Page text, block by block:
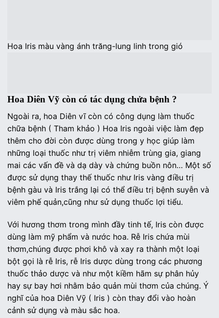
Hoa Iris màu vàng ánh trăng-lung linh trong gió
Hoa Diên Vỹ còn có tác dụng chửa bệnh ?
Ngoài ra, hoa Diên vĩ còn có công dụng làm thuốc
chữa bệnh ( Tham khảo ) Hoa Iris ngoài việc làm đẹp
thêm cho đời còn được dùng trong y học giúp làm
những loại thuốc như trị viêm nhiễm trùng gia, giang
mai các vấn đề và dạ dày và chứng buồn nôn… Một số
được sử dụng thay thế thuốc như Iris vàng điều trị
bệnh gàu và Iris trắng lại có thể điều trị bệnh suyễn và
viêm phế quản,cũng như sử dụng thuốc lợi tiểu.
Với hương thơm trong mình đầy tinh tế, Iris còn được
dùng làm mỹ phẩm và nước hoa. Rễ Iris chứa mùi
thơm,chúng được phơi khô và xay ra thành một loại
bột gọi là rễ Iris, rễ Iris dược dùng trong các phương
thuốc thảo dược và như một kiềm hãm sự phân hủy
hay sự bay hơi nhằm bảo quản mùi thơm của chúng. Ý
nghĩ của hoa Diên Vỹ ( Iris ) còn thay đổi vào hoàn
cảnh sử dụng và màu sắc hoa.